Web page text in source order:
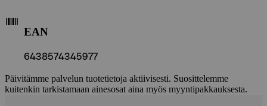
EAN
6438574345977
Päivitämme palvelun tuotetietoja aktiivisesti. Suosittelemme
kuitenkin tarkistamaan ainesosat aina myös myyntipakkauksesta.